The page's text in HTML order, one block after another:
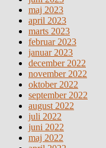
maj 2023
april 2023
marts 2023
februar 2023
januar 2023
december 2022
november 2022
oktober 2022
september 2022
august 2022
juli 2022
juni 2022
maj 2022